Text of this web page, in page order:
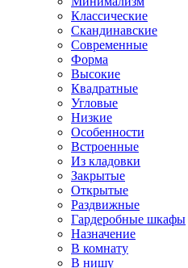
Классические
Скандинавские
Современные
Форма
Высокие
Квадратные
Угловые
Низкие
Особенности
Встроенные
Из кладовки
Закрытые
Открытые
Раздвижные
Гардеробные шкафы
Назначение
В комнату
В нишу